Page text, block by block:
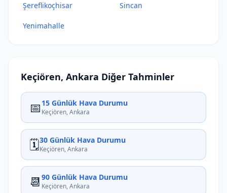
Şereflikoçhisar Sincan
Yenimahalle
Keçiören, Ankara Diğer Tahminler
📅 15 Günlük Hava Durumu
Keçiören, Ankara
🗓️30 Günlük Hava Durumu
Keçiören, Ankara
📆 90 Günlük Hava Durumu
Keçiören, Ankara